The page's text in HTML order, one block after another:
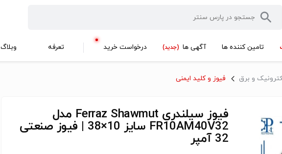
تامین کننده ها آگهی ها (جدید) درخواست خرید تعرفه وبلاگ
و برق فیوز و کلید ایمنی
فیوز سیلندری Ferraz Shawmut مدل
FR10AM40V32 سایز 10×38 | فیوز صنعتی
32 آمپر